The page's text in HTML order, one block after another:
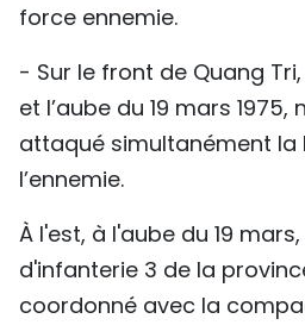
force ennemie.
- Sur le front de Quang
et l’aube du 19 mars
attaqué simultanément la
l’ennemie.
À l'est, à l'aube du 19
d'infanterie 3 de la
coordonné avec la